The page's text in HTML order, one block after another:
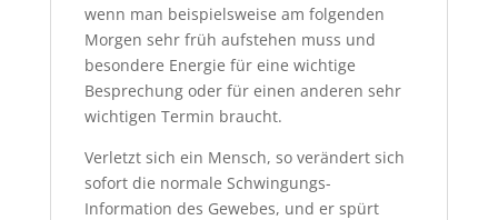
wenn man beispielsweise am folgenden
Morgen sehr früh aufstehen muss und
besondere Energie für eine wichtige
Besprechung oder für einen anderen sehr
wichtigen Termin braucht.
Verletzt sich ein Mensch, so verändert sich
sofort die normale Schwingungs-
Information des Gewebes, und er spürt